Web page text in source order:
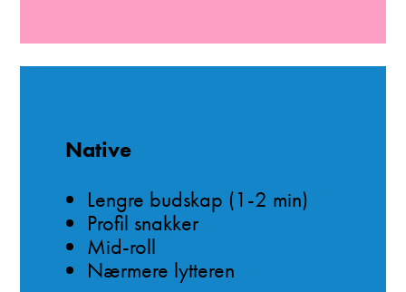
Native
Lengre budskap (1-2 min)
Profil snakker
Mid-roll
Nærmere lytteren